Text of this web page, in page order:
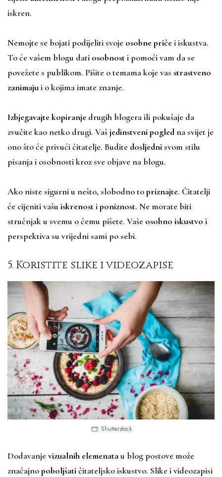
iskren.
Nemojte se bojati podijeliti svoje osobne pričei iskustva.
To će vašem blogu dati osobnosti pomoći vam da se
povežete s publikom. Pišite o temama koje vas strastveno
zanimajui o kojima imate znanje.
Izbjegavajte kopiranje drugih blogera ili pokušaje da
zvučite kao netko drugi. Vašjedinstveni pogledna svijet je
ono što će privući čitatelje. Budite dosljedni svom stilu
pisanja i osobnosti kroz sve objave na blogu.
Ako niste sigurni u nešto, slobodno topriznajte. Čitatelji
će cijeniti vašu iskrenostiponiznost. Ne morate biti
stručnjak u svemu o čemu pišete. Vaše osobno iskustvo i
perspektiva su vrijedni sami po sebi.
5. Koristite slike i videozapise
Shutterstock
Dodavanje vizualnih elemenatau blog postove može
značajnopoboljšatičitateljsko iskustvo. Slike i videozapisi